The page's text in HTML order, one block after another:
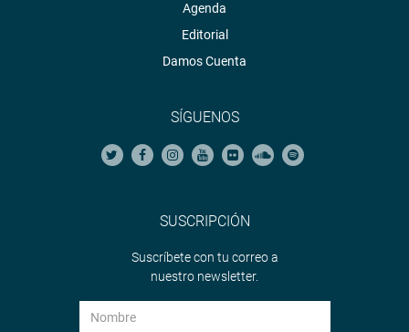
Agenda
Editorial
Damos Cuenta
SÍGUENOS
SUSCRIPCIÓN
Suscríbete con tu correo a
nuestro newsletter.